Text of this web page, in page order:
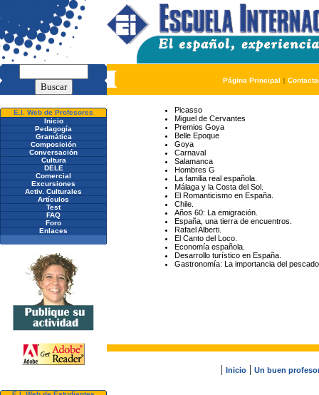
Página Principal |
E.I. Web de Profesores
Inicio
Pedagogía
Gramática
Composición
Conversación
Cultura
DELE
Comercial
Excursiones
Activ. Culturales
Artículos
Test
FAQ
Foro
Enlaces
Picasso
Miguel de Cervantes
Premios Goya
Belle Epoque
Goya
Carnaval
Salamanca
Hombres G
La familia real española.
Málaga y la Costa del Sol.
El Romanticismo en España.
Chile.
Años 60: La emigración.
España, una tierra de encuentros.
Rafael Alberti.
El Canto del Loco.
Economía española.
Desarrollo turístico en España.
Gastronomía: La importancia del
| Inicio | Un buen